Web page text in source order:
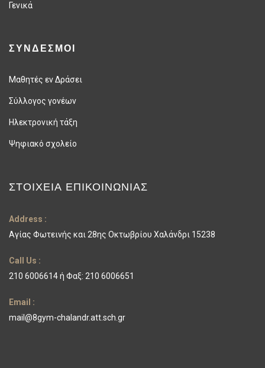
Γενικά
ΣΥΝΔΕΣΜΟΙ
Μαθητές εν Δράσει
Σύλλογος γονέων
Ηλεκτρονική τάξη
Ψηφιακό σχολείο
ΣΤΟΙΧΕΊΑ ΕΠΙΚΟΙΝΩΝΊΑΣ
Address :
Αγίας Φωτεινής και 28ης Οκτωβρίου Χαλάνδρι 15238
Call Us :
210 6006614 ή Φαξ: 210 6006651
Email :
mail@8gym-chalandr.att.sch.gr